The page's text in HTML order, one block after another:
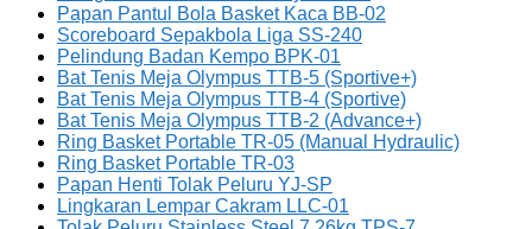
Papan Pantul Bola Basket Kaca BB-02
Scoreboard Sepakbola Liga SS-240
Pelindung Badan Kempo BPK-01
Bat Tenis Meja Olympus TTB-5 (Sportive+)
Bat Tenis Meja Olympus TTB-4 (Sportive)
Bat Tenis Meja Olympus TTB-2 (Advance+)
Ring Basket Portable TR-05 (Manual Hydraulic)
Ring Basket Portable TR-03
Papan Henti Tolak Peluru YJ-SP
Lingkaran Lempar Cakram LLC-01